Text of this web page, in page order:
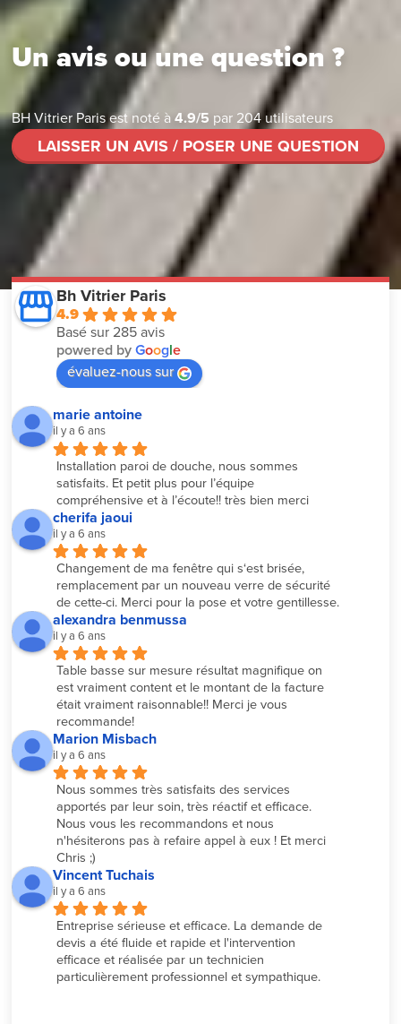
Un avis ou une question ?
BH Vitrier Paris est noté à4.9/5 par 204utilisateurs
LAISSER UN AVIS / POSER UNE QUESTION
Bh Vitrier Paris
4.9
Basé sur 285 avis
powered byGoogle
évaluez-nous sur
marie antoine
il y a 6 ans
Installation paroi de douche, nous sommes
satisfaits. Et petit plus pour l’équipe
compréhensive et à l’écoute!! très bien merci
cherifa jaoui
il y a 6 ans
Changement de ma fenêtre qui s‘est brisée,
remplacement par un nouveau verre de sécurité
de cette-ci. Merci pour la pose et votre gentillesse.
alexandra benmussa
il y a 6 ans
Table basse sur mesure résultat magnifique on
est vraiment content et le montant de la facture
était vraiment raisonnable!! Merci je vous
recommande!
Marion Misbach
il y a 6 ans
Nous sommes très satisfaits des services
apportés par leur soin, très réactif et efficace.
Nous vous les recommandons et nous
n'hésiterons pas à refaire appel à eux ! Et merci
Chris ;)
Vincent Tuchais
il y a 6 ans
Entreprise sérieuse et efficace. La demande de
devis a été fluide et rapide et l'intervention
efficace et réalisée par un technicien
particulièrement professionnel et sympathique.